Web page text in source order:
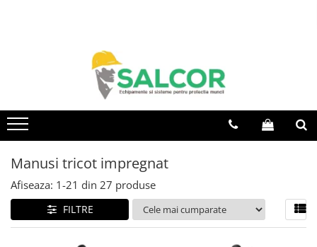
Articole unica folosinta
Combinezoane
Costum-Salopeta
Halate de lucru
Manusi tricot impregnat
Afiseaza: 1-21 din 27 produse
FILTRE